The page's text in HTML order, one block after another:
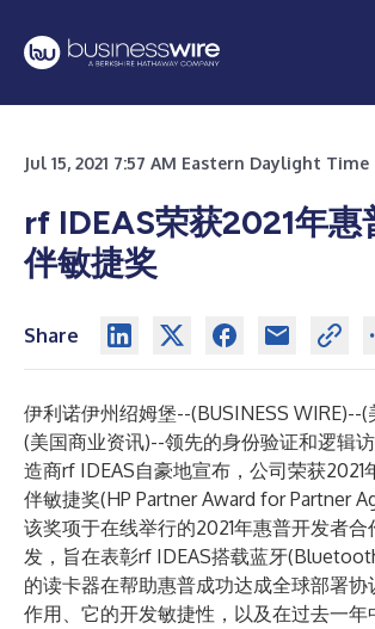
Jul 15, 2021 7:57 AM Eastern Daylight Time
rf IDEAS荣获2021年惠
伴敏捷奖
Share
伊利诺伊州绍姆堡--(BUSINESS WIRE)--(
(美国商业资讯)--领先的身份验证和逻辑
造商rf IDEAS自豪地宣布，公司荣获2021
伴敏捷奖(HP Partner Award for Partner
该奖项于在线举行的2021年惠普开发者
发，旨在表彰rf IDEAS搭载蓝牙
的读卡器在帮助惠普成功达成全球部署协
作用、它的开发敏捷性，以及在过去一年